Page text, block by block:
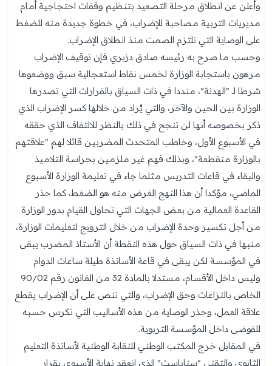
وأعلن عن انطلاق مرحلة التصعيد بتنظيم وقفات احتجاجية أمام
مديريات التربية مصاحبة للإضراب، في خطوة جديدة منه للضغط
على الوصاية التي تلتزم الصمت منذ انطلاق الإضراب.
وحسب ما صرح به رئيسه صادق دزيري فإن توقيف الإضراب
مرهون باستجابة الوزارة لخمس نقاط استعجالية سبق ووضعوها
شرطا لـ "الهدنة"، منددا في ذات السياق بالقرارات التي تصدرها
الوزارة بين الحين والآخر، والتي يُراد من خلالها كسر الإضراب الذي
ذكر بخصوصه أنها لن تنجح في ذلك بالنظر للالتفاف الذي حققه
في الأسبوع الأول، وخاطب المتحدث المضربين قائلا لهم "علاقتهم
بالوزارة منقطعة"، وبذلك فهم غير ملزمين بحراسة التلاميذ
والبقاء في قاعات التدريس مثلما جاء في تعليمة الوزارة الأسبوع
الماضي، مؤكدا أن هذا النهج الغرض منه هو الضغط، كما حذر
القاعدة العمالية من بعض الجهات التي تحاول القيام بدور الوزارة
من أجل تكسير وحدة الإضراب من خلال الترويج لتعليمات الوزارة،
منبها في ذات السياق حول هذه النقطة أن الأستاذ المضرب يبقى
في المؤسسة لكن يبقى في قاعة الأساتذة طيلة ساعات الدوام
وليس داخل الأقسام، مستدلا بالمادة 32 من القانون رقم 90/02
الخاص بالنزاعات وحق الإضراب، والتي تنص على أن الإضراب يقطع
علاقة العمل، وحذر الوصاية من هذه الأساليب التي تكرس حسبه
للفوضى داخل المؤسسة التربوية.
في المقابل خرج المكتب الوطني للنقابة الوطنية لأساتذة التعليم
الثانوي والتقني "سناباست" الذي انعقد نهاية الأسبوع، بقرار